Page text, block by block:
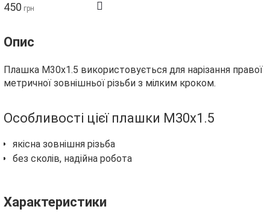
450 грн
Опис
Плашка М30х1.5 використовується для нарізання правої
метричної зовнішньої різьби з мілким кроком.
Особливості цієї плашки М30х1.5
якісна зовнішня різьба
без сколів, надійна робота
Характеристики